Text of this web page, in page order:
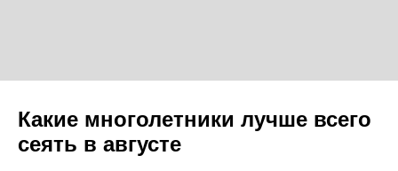
Какие многолетники лучше всего
сеять в августе